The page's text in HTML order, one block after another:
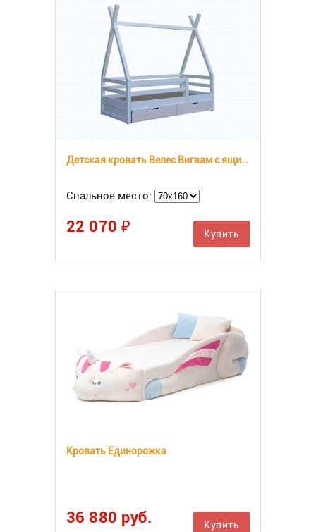
Детская кровать Велес Вигвам с ящиками
Спальное место:
22 070 ₽ Купить
Кровать Единорожка
36 880 руб. Купить